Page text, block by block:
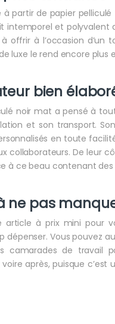
partir de papier
intemporel et polyvalent
offrir à l’occasion d’un
luxe le rend encore plus
bien
noir mat a pensé à
et son transport.
en toute
collaborateurs. De leur
à ce beau contenant des
ne pas
article à prix mini pour
Vous pouvez
de travail
après, puisque